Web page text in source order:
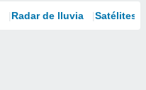
Radar de lluvia Satélites